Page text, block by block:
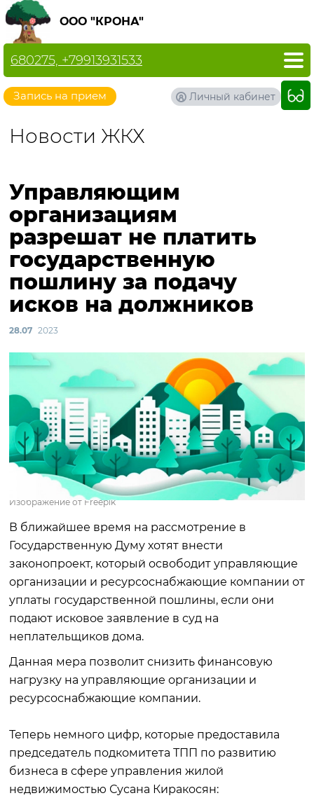
ООО "КРОНА"
Запись на прием
680275, +79913931533
Личный кабинет
Новости ЖКХ
Управляющим
организациям
разрешат не платить
государственную
пошлину за подачу
исков на должников
28.07 2023
Изображение от Freepik
В ближайшее время на рассмотрение в
Государственную Думу хотят внести
законопроект, который освободит управляющие
организации и ресурсоснабжающие компании от
уплаты государственной пошлины, если они
подают исковое заявление в суд на
неплательщиков дома.
Данная мера позволит снизить финансовую
нагрузку на управляющие организации и
ресурсоснабжающие компании.
Теперь немного цифр, которые предоставила
председатель подкомитета ТПП по развитию
бизнеса в сфере управления жилой
недвижимостью Сусана Киракосян: